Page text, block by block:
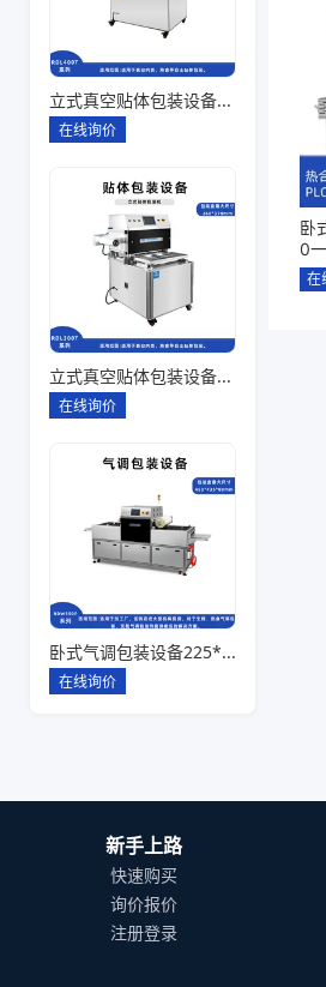
立式真空贴体包装设备260*180一出四
在线询价
立式真空贴体包装设备260*180一出二
在线询价
卧式气调包装设备225*142*80一出六
在线询价
卧
0
在
新手上路
快速购买
询价报价
注册登录